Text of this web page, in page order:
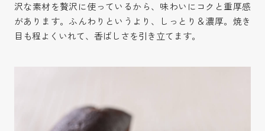
沢な素材を贅沢に使っているから、味わいにコクと重厚感
があります。ふんわりというより、しっとり＆濃厚。焼き
目も程よくいれて、香ばしさを引き立てます。